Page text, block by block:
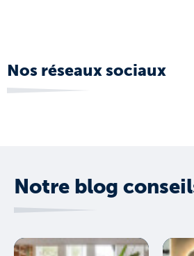
Nos réseaux sociaux
Notre blog